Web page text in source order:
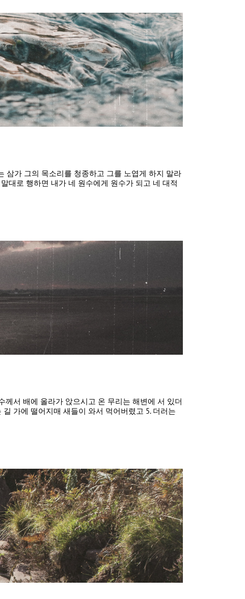
삼가 그의 목소리를 청종하고 그를 노엽게 하지 말라
대로 행하면 내가 네 원수에게 원수가 되고 네 대적
께서 배에 올라가 앉으시고 온 무리는 해변에 서 있더
가에 떨어지매 새들이 와서 먹어버렸고 5. 더러는